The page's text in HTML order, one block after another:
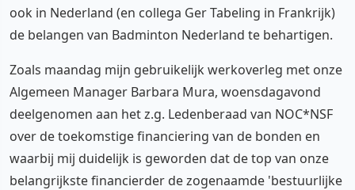
ook in Nederland (en collega Ger Tabeling in Frankrijk)
de belangen van Badminton Nederland te behartigen.
Zoals maandag mijn gebruikelijk werkoverleg met onze
Algemeen Manager Barbara Mura, woensdagavond
deelgenomen aan het z.g. Ledenberaad van NOC*NSF
over de toekomstige financiering van de bonden en
waarbij mij duidelijk is geworden dat de top van onze
belangrijkste financierder de zogenaamde 'bestuurlijke